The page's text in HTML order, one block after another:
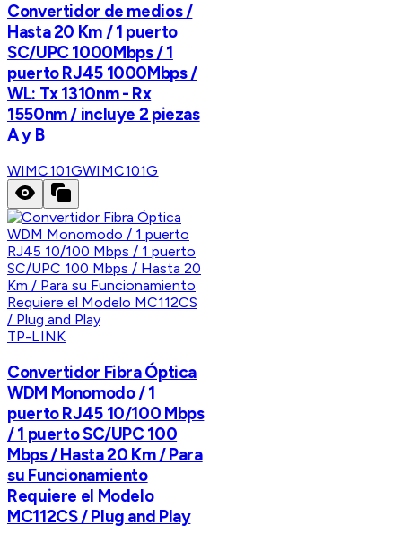
Convertidor de medios /
Hasta 20 Km / 1 puerto
SC/UPC 1000Mbps / 1
puerto RJ45 1000Mbps /
WL: Tx 1310nm - Rx
1550nm / incluye 2 piezas
A y B
WIMC101GWIMC101G
TP-LINK
Convertidor Fibra Óptica
WDM Monomodo / 1
puerto RJ45 10/100 Mbps
/ 1 puerto SC/UPC 100
Mbps / Hasta 20 Km / Para
su Funcionamiento
Requiere el Modelo
MC112CS / Plug and Play